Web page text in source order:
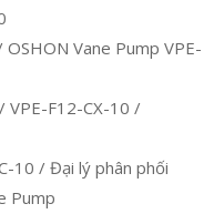
Vane Pump VPE-
VPE-F12-CX-10 /
10 / Đại lý phân phối
Pump